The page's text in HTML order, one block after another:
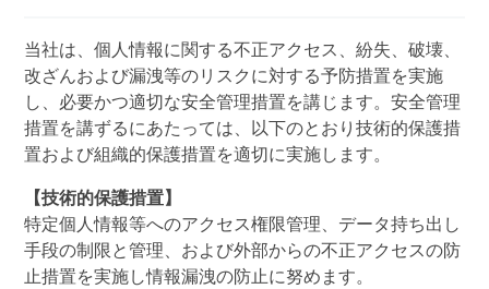
当社は、個人情報に関する不正アクセス、紛失、破壊、
改ざんおよび漏洩等のリスクに対する予防措置を実施
し、必要かつ適切な安全管理措置を講じます。安全管理
措置を講ずるにあたっては、以下のとおり技術的保護措
置および組織的保護措置を適切に実施します。
【技術的保護措置】
特定個人情報等へのアクセス権限管理、データ持ち出し
手段の制限と管理、および外部からの不正アクセスの防
止措置を実施し情報漏洩の防止に努めます。